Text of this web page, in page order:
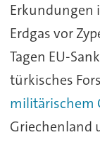
Erkundungen
Erdgas vor
Tagen EU-
türkisches
militärischem
Griechenland